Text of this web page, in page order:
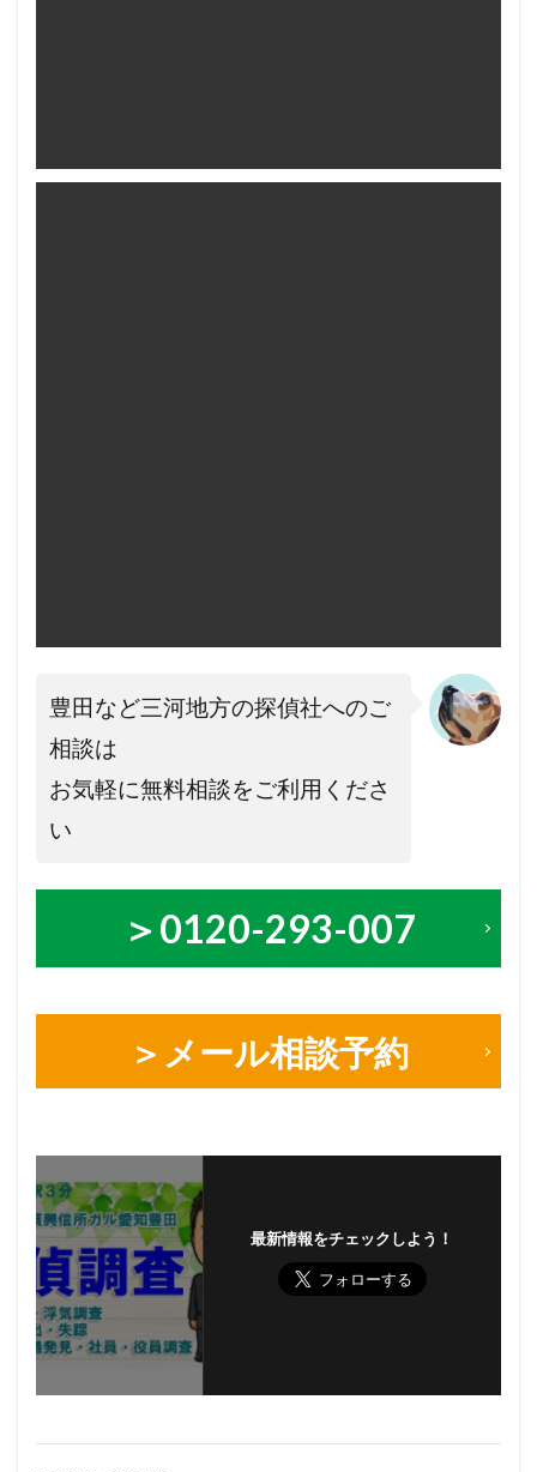
豊田など三河地方の探偵社へのご
相談は
お気軽に無料相談をご利用くださ
い
＞0120-293-007
＞メール相談予約
最新情報をチェックしよう！